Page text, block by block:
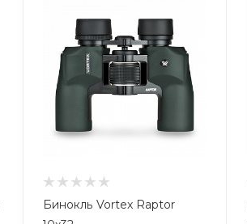
Бинокль Vortex Raptor